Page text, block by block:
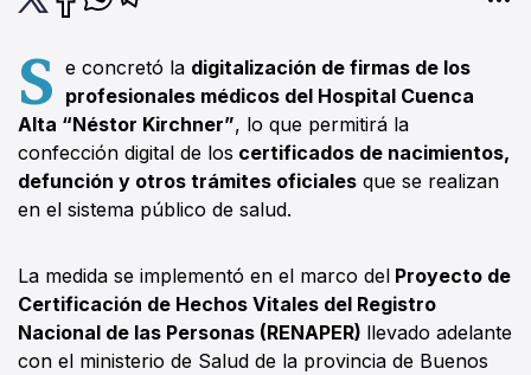
S e concretó la digitalización de firmas de los
profesionales médicos del Hospital Cuenca
Alta “Néstor Kirchner”, lo que permitirá la
confección digital de los certificados de nacimientos,
defunción y otros trámites oficiales que se realizan
en el sistema público de salud.
La medida se implementó en el marco del Proyecto de
Certificación de Hechos Vitales del Registro
Nacional de las Personas (RENAPER) llevado adelante
con el ministerio de Salud de la provincia de Buenos